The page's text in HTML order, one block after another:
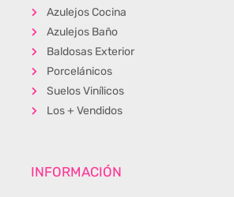
Azulejos Cocina
Azulejos Baño
Baldosas Exterior
Porcelánicos
Suelos Vinílicos
Los + Vendidos
INFORMACIÓN